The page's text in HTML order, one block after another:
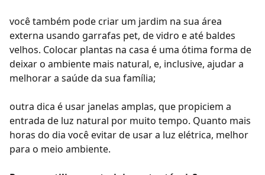
você também pode criar um jardim na sua área
externa usando garrafas pet, de vidro e até baldes
velhos. Colocar plantas na casa é uma ótima forma de
deixar o ambiente mais natural, e, inclusive, ajudar a
melhorar a saúde da sua família;
outra dica é usar janelas amplas, que propiciem a
entrada de luz natural por muito tempo. Quanto mais
horas do dia você evitar de usar a luz elétrica, melhor
para o meio ambiente.